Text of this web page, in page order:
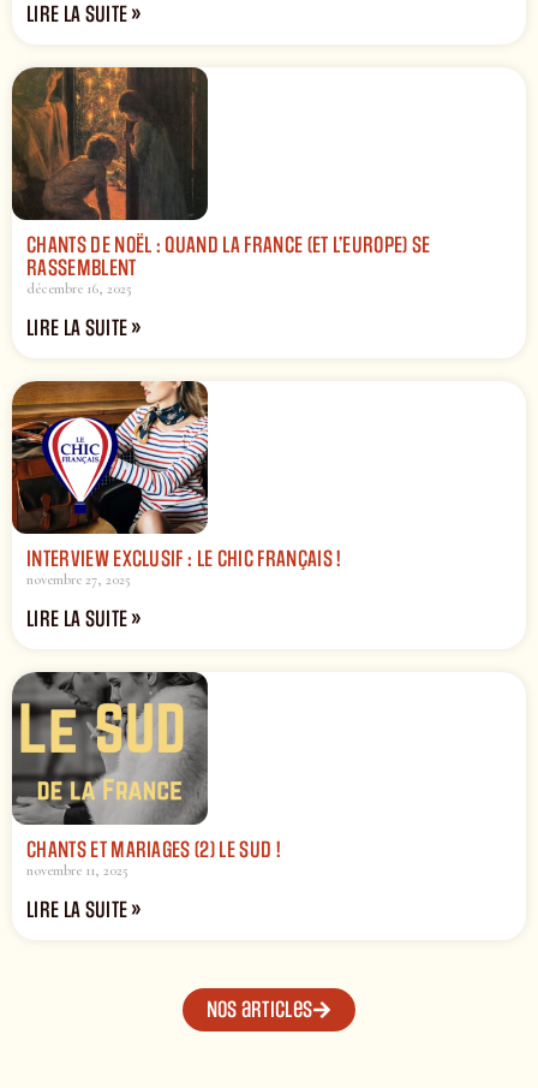
LIRE LA SUITE »
CHANTS DE NOËL : QUAND LA FRANCE (ET L’EUROPE) SE
RASSEMBLENT
décembre 16, 2025
LIRE LA SUITE »
INTERVIEW EXCLUSIF : LE CHIC FRANÇAIS !
novembre 27, 2025
LIRE LA SUITE »
CHANTS ET MARIAGES (2) LE SUD !
novembre 11, 2025
LIRE LA SUITE »
Nos articles